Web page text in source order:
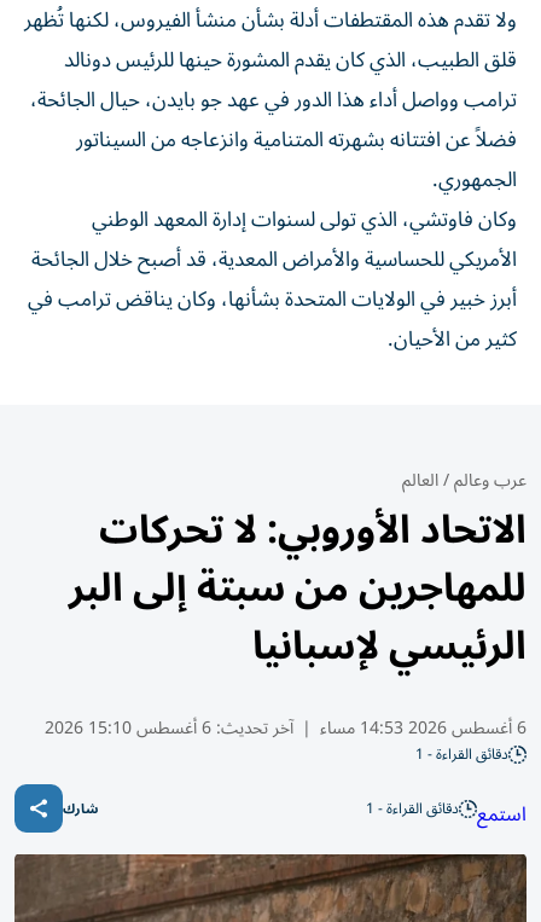
ولا تقدم هذه المقتطفات أدلة بشأن منشأ الفيروس، لكنها تُظهر
قلق الطبيب، الذي كان يقدم المشورة حينها للرئيس دونالد
ترامب وواصل أداء هذا الدور في عهد جو بايدن، حيال الجائحة،
فضلاً عن افتتانه بشهرته المتنامية وانزعاجه من السيناتور
الجمهوري.
وكان فاوتشي، الذي تولى لسنوات إدارة المعهد الوطني
الأمريكي للحساسية والأمراض المعدية، قد أصبح خلال الجائحة
أبرز خبير في الولايات المتحدة بشأنها، وكان يناقض ترامب في
كثير من الأحيان.
عرب وعالم/العالم
الاتحاد الأوروبي: لا تحركات
للمهاجرين من سبتة إلى البر
الرئيسي لإسبانيا
6 أغسطس 2026 14:53 مساء | آخر تحديث:6 أغسطس 15:10 2026
دقائق القراءة - 1
استمع دقائق القراءة - 1 شارك